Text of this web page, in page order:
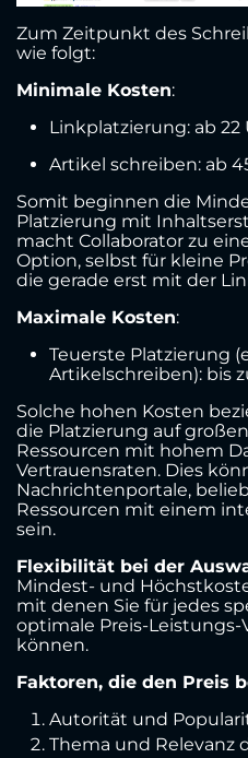
Zum Zeitpunkt des
wie folgt:
Minimale Kosten:
Linkplatzierung: ab 22
Artikel schreiben: ab
Somit beginnen die
Platzierung mit
macht Collaborator zu
Option, selbst für kleine
die gerade erst mit der
Maximale Kosten:
Teuerste Platzierung
Artikelschreiben): bis
Solche hohen Kosten
die Platzierung auf
Ressourcen mit hohem
Vertrauensraten. Dies
Nachrichtenportale,
Ressourcen mit einem
sein.
Flexibilität bei der
Mindest- und
mit denen Sie für jedes
optimale Preis-Leistungs-
können.
Faktoren, die den Preis
Autorität und
Thema und Relevanz